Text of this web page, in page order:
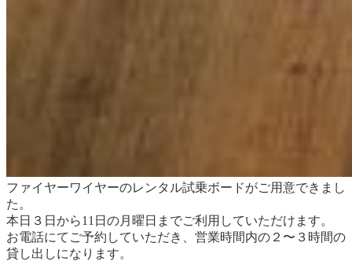
ファイヤーワイヤーのレンタル試乗ボードがご用意できまし
た。
本日３日から11日の月曜日までご利用していただけます。
お電話にてご予約していただき、営業時間内の２〜３時間の
貸し出しになります。